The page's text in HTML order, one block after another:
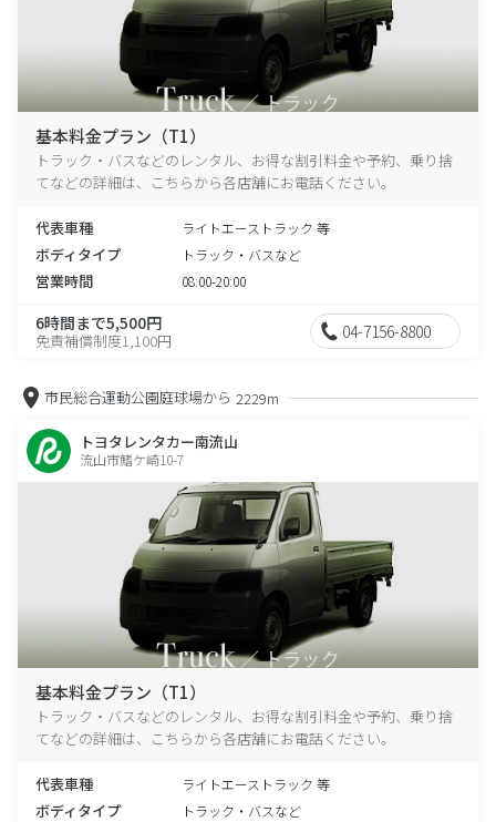
基本料金プラン（T1）
トラック・バスなどのレンタル、お得な割引料金や予約、乗り捨
てなどの詳細は、こちらから各店舗にお電話ください。
代表車種 ライトエーストラック 等
ボディタイプ トラック・バスなど
営業時間 08:00-20:00
6時間まで5,500円
免責補償制度1,100円 04-7156-8800
市民総合運動公園庭球場から 2229m
トヨタレンタカー南流山
流山市鰭ケ崎10-7
基本料金プラン（T1）
トラック・バスなどのレンタル、お得な割引料金や予約、乗り捨
てなどの詳細は、こちらから各店舗にお電話ください。
代表車種 ライトエーストラック 等
ボディタイプ トラック・バスなど